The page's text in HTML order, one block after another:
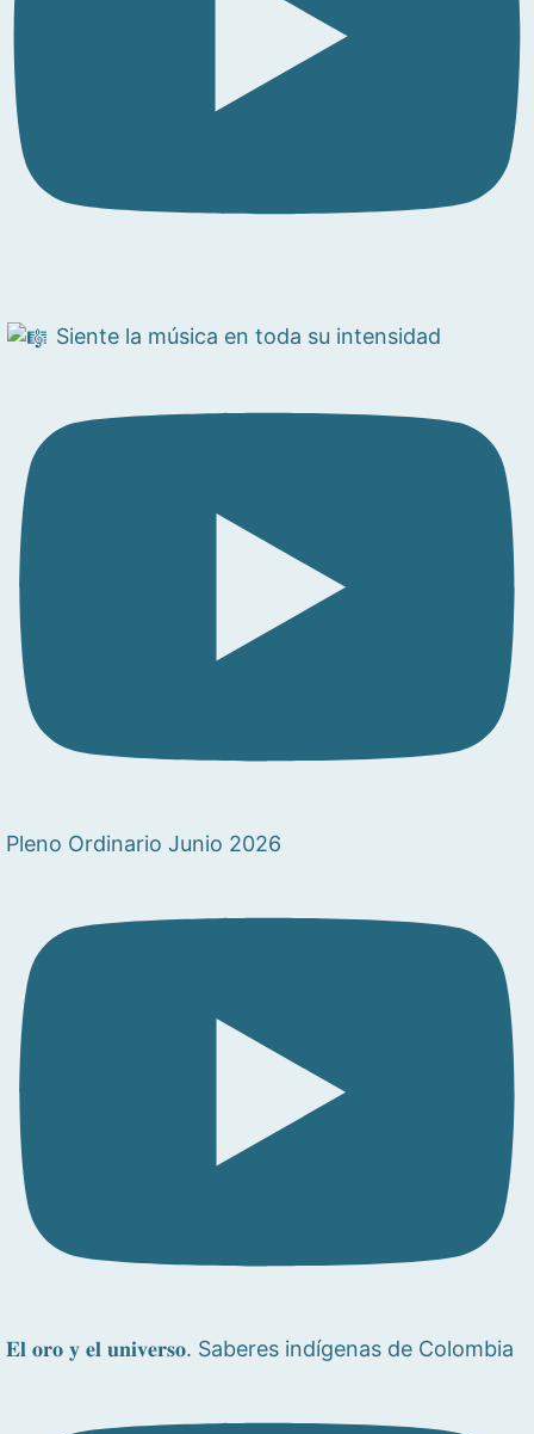
Siente la música en toda su intensidad
Pleno Ordinario Junio 2026
𝐄𝐥 𝐨𝐫𝐨 𝐲 𝐞𝐥 𝐮𝐧𝐢𝐯𝐞𝐫𝐬𝐨. Saberes indígenas de Colombia